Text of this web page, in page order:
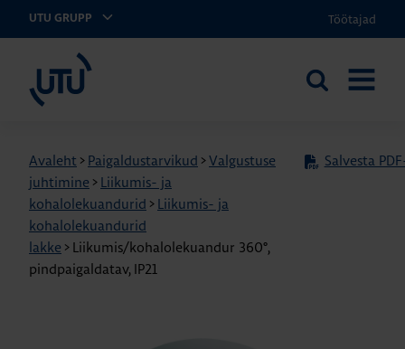
UTU GRUPP Töötajad
Otsi
Avaleht > Paigaldustarvikud >Valgustuse
juhtimine > Liikumis- ja
kohalolekuandurid > Liikumis- ja
kohalolekuandurid
lakke > Liikumis/kohalolekuandur 360°,
pindpaigaldatav, IP21
Salvesta